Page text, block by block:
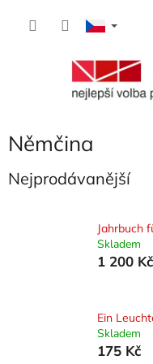
Němčina
Nejprodávanější
Jahrbuch
Skladem
1 200 Kč
Ein
Skladem
175 Kč